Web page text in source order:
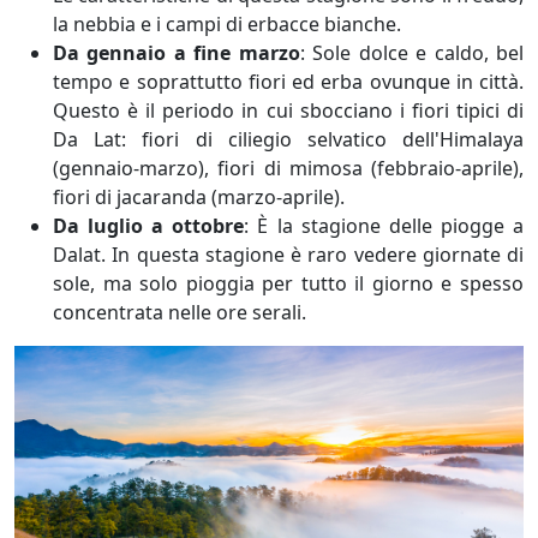
la nebbia e i campi di erbacce bianche.
Da gennaio a fine marzo: Sole dolce e caldo, bel
tempo e soprattutto fiori ed erba ovunque in città.
Questo è il periodo in cui sbocciano i fiori tipici di
Da Lat: fiori di ciliegio selvatico dell'Himalaya
(gennaio-marzo), fiori di mimosa (febbraio-aprile),
fiori di jacaranda (marzo-aprile).
Da luglio a ottobre: È la stagione delle piogge a
Dalat. In questa stagione è raro vedere giornate di
sole, ma solo pioggia per tutto il giorno e spesso
concentrata nelle ore serali.